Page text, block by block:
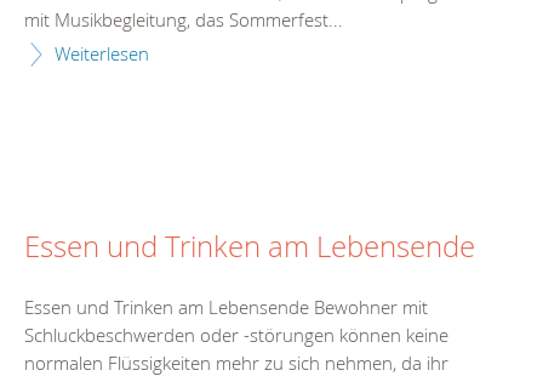
mit Musikbegleitung, das Sommerfest...
Weiterlesen
Essen und Trinken am Lebensende
Essen und Trinken am Lebensende Bewohner mit
Schluckbeschwerden oder -störungen können keine
normalen Flüssigkeiten mehr zu sich nehmen, da ihr